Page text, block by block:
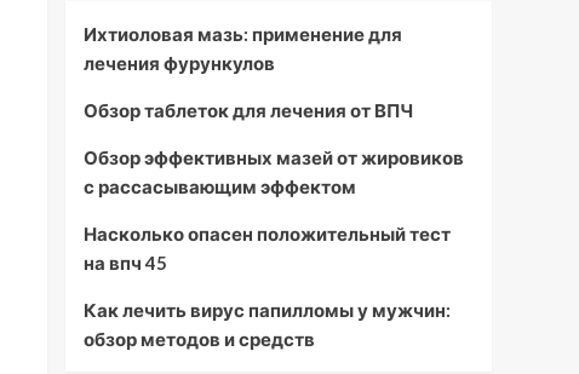
Ихтиоловая мазь: применение для
лечения фурункулов
Обзор таблеток для лечения от ВПЧ
Обзор эффективных мазей от жировиков
с рассасывающим эффектом
Насколько опасен положительный тест
на впч 45
Как лечить вирус папилломы у мужчин:
обзор методов и средств